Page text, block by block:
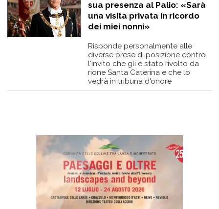
sua presenza al Palio: «Sarà
una visita privata in ricordo
dei miei nonni»
Risponde personalmente alle
diverse prese di posizione contro
l'invito che gli è stato rivolto da
rione Santa Caterina e che lo
vedrà in tribuna d'onore